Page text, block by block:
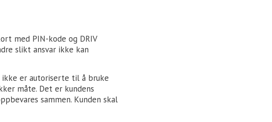
med PIN-kode og DRIV
slikt ansvar ikke kan
ikke er autoriserte til å bruke
måte. Det er kundens
sammen. Kunden skal